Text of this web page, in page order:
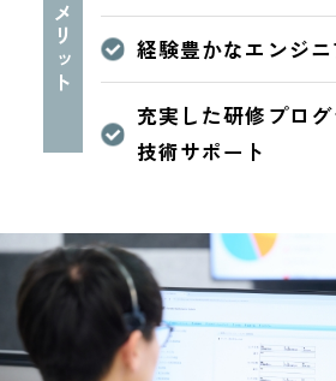
メリット 経験豊かなエンジ
充実した研修プロ
技術サポート